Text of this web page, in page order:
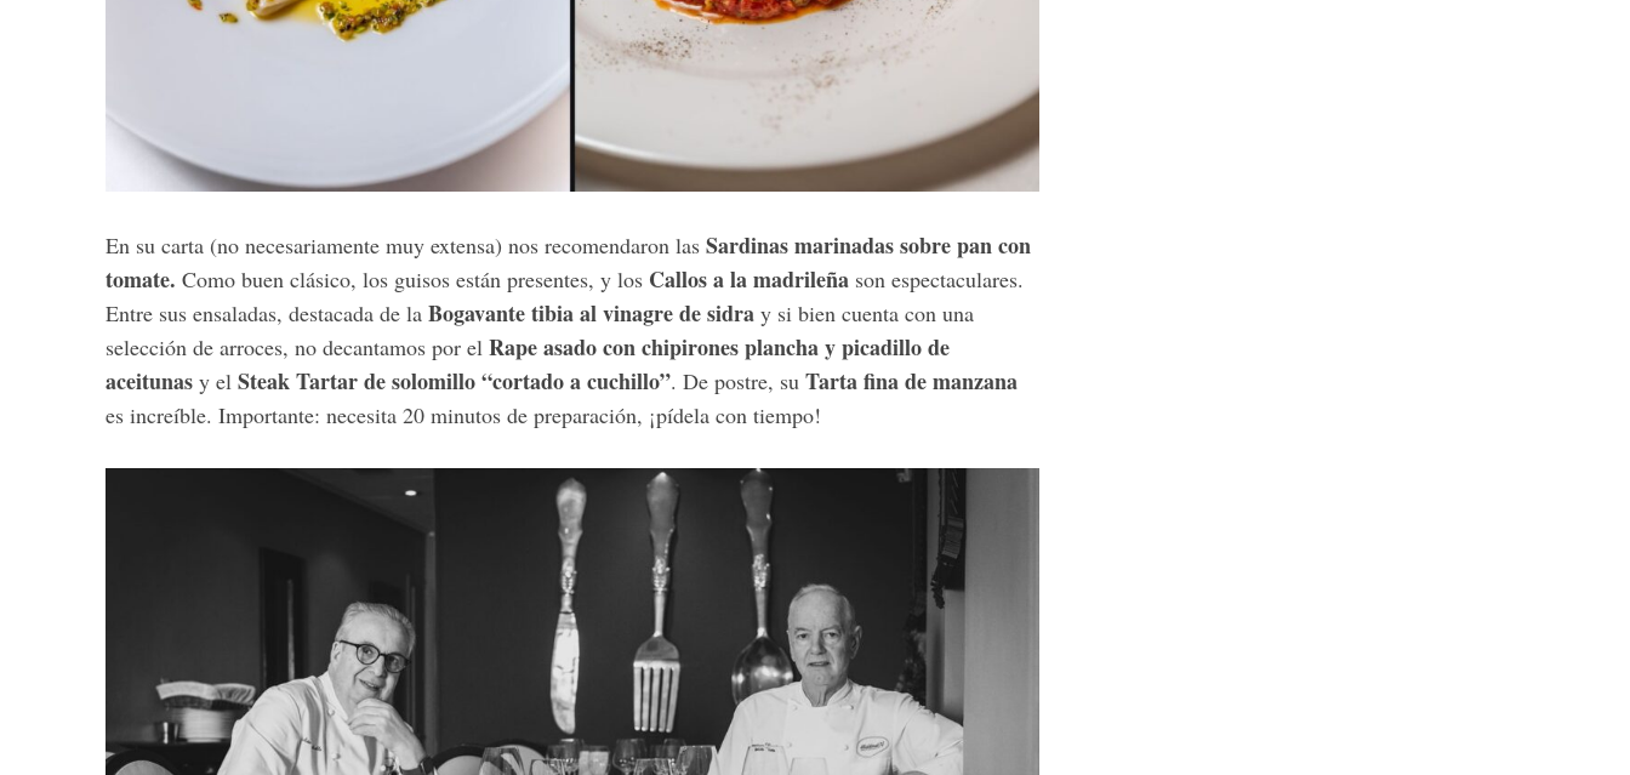
En su carta (no necesariamente muy extensa) nos recomendaron las Sardinas marinadas sobre pan con
tomate. Como buen clásico, los guisos están presentes, y los Callos a la madrileña son espectaculares.
Entre sus ensaladas, destacada de la Bogavante tibia al vinagre de sidra y si bien cuenta con una
selección de arroces, no decantamos por el Rape asado con chipirones plancha y picadillo de
aceitunas y el Steak Tartar de solomillo “cortado a cuchillo”. De postre, su Tarta fina de manzana
es increíble. Importante: necesita 20 minutos de preparación, ¡pídela con tiempo!